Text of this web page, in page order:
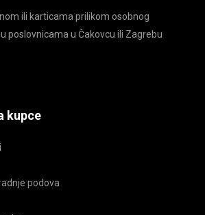
ili karticama prilikom osobnog
poslovnicama u Čakovcu ili Zagrebu
kupce
podova